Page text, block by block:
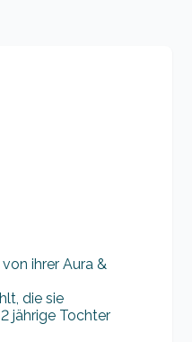
ihrer Aura &
die sie
jährige Tochter